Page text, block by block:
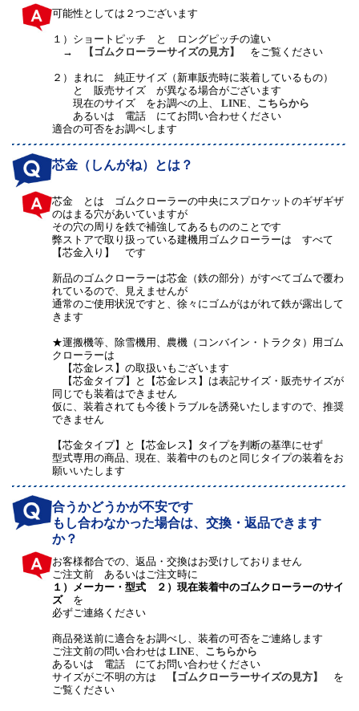
可能性としては２つございます
１） ショートピッチ と ロングピッチの違い
→
【ゴムクローラーサイズの見方】 をご覧ください
２）
まれに 純正サイズ（新車販売時に装着しているもの）
と 販売サイズ が異なる場合がございます
現在のサイズ をお調べの上、LINE、 こちらから
あるいは 電話 にてお問い合わせください
適合の可否をお調べします
芯金（しんがね）とは？
芯金 とは ゴムクローラーの中央にスプロケットのギザギザ
のはまる穴があいていますが
その穴の周りを鉄で補強してあるもののことです
弊ストアで取り扱っている建機用ゴムクローラーは すべて
【芯金入り】 です
新品のゴムクローラーは芯金（鉄の部分）がすべてゴムで覆わ
れているので、見えませんが
通常のご使用状況ですと、徐々にゴムがはがれて鉄が露出して
きます
★運搬機等、除雪機用、農機（コンバイン・トラクタ）用ゴム
クローラーは
【芯金レス】の取扱いもございます
【芯金タイプ】と【芯金レス】は表記サイズ・販売サイズが
同じでも装着はできません
仮に、装着されても今後トラブルを誘発いたしますので、推奨
できません
【芯金タイプ】と【芯金レス】タイプを判断の基準にせず
型式専用の商品、現在、装着中のものと同じタイプの装着をお
願いいたします
合うかどうかが不安です
もし合わなかった場合は、交換・返品できます
か？
お客様都合での、返品・交換はお受けしておりません
ご注文前 あるいはご注文時に
１）メーカー・型式 ２）現在装着中のゴムクローラーのサイ
ズを
必ずご連絡ください
商品発送前に適合をお調べし、装着の可否をご連絡します
ご注文前の問い合わせはLINE、 こちらから
あるいは 電話 にてお問い合わせください
サイズがご不明の方は
【ゴムクローラーサイズの見方】
を
ご覧ください